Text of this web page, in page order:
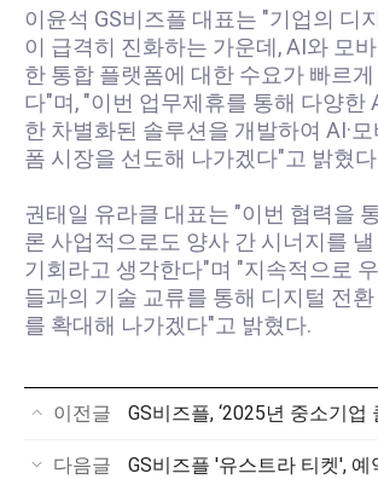
이윤석 GS비즈플 대표는 "기업의 디
이 급격히 진화하는 가운데, AI와 모
한 통합 플랫폼에 대한 수요가 빠르
다"며, "이번 업무제휴를 통해 다양한
한 차별화된 솔루션을 개발하여 AI·
폼 시장을 선도해 나가겠다"고 밝혔
권태일 유라클 대표는 "이번 협력을
론 사업적으로도 양사 간 시너지를
기회라고 생각한다"며 "지속적으로
들과의 기술 교류를 통해 디지털 전
를 확대해 나가겠다"고 밝혔다.
이전글
다음글